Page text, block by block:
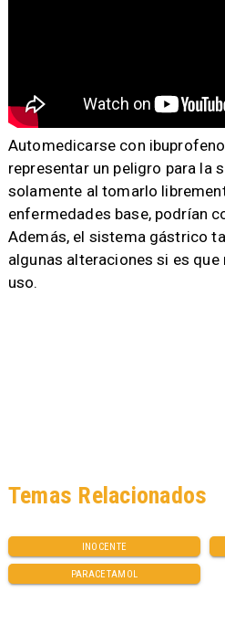
​Automedicarse con
representar un peligro para la
solamente al tomarlo
enfermedades base, podrían
Además, el sistema gástrico
algunas alteraciones si es
uso.
INOCENTE
PARACETAMOL
Temas Relacionados